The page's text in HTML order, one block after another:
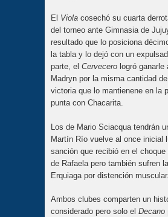
El Viola cosechó su cuarta
del torneo ante Gimnasia de
resultado que lo posiciona
la tabla y lo dejó con un
parte, el Cervecero logró ganarle
Madryn por la misma cantidad
victoria que lo mantienene en la
punta con Chacarita.
Los de Mario Sciacqua tendrán
Martín Río vuelve al once inicial
sanción que recibió en el
de Rafaela pero también sufren
Erquiaga por distención muscular.
Ambos clubes comparten un
considerado pero solo el Decano